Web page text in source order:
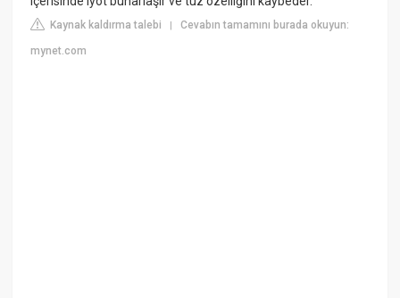
Kaynak kaldırma talebi |Cevabın tamamını burada okuyun:
mynet.com